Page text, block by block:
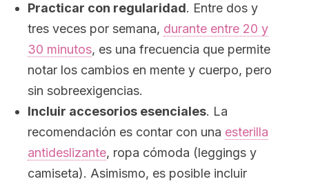
Practicar con regularidad. Entre dos y
tres veces por semana, durante entre 20 y
30 minutos, es una frecuencia que permite
notar los cambios en mente y cuerpo, pero
sin sobreexigencias.
Incluir accesorios esenciales. La
recomendación es contar con una esterilla
antideslizante, ropa cómoda (leggings y
camiseta). Asimismo, es posible incluir